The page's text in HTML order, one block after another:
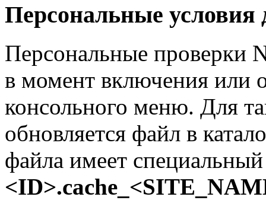
Персональные условия
Персональные проверки
в момент включения или
консольного меню. Для
обновляется файл в
файла имеет